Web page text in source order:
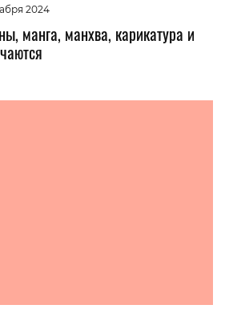
2024
манга, манхва, карикатура и